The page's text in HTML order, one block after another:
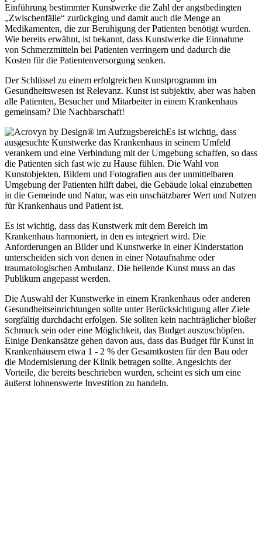
Einführung bestimmter Kunstwerke die Zahl der angstbedingten
„Zwischenfälle“ zurückging und damit auch die Menge an
Medikamenten, die zur Beruhigung der Patienten benötigt wurden.
Wie bereits erwähnt, ist bekannt, dass Kunstwerke die Einnahme
von Schmerzmitteln bei Patienten verringern und dadurch die
Kosten für die Patientenversorgung senken.
Der Schlüssel zu einem erfolgreichen Kunstprogramm im
Gesundheitswesen ist Relevanz. Kunst ist subjektiv, aber was haben
alle Patienten, Besucher und Mitarbeiter in einem Krankenhaus
gemeinsam? Die Nachbarschaft!
Es ist wichtig, dass
ausgesuchte Kunstwerke das Krankenhaus in seinem Umfeld
verankern und eine Verbindung mit der Umgebung schaffen, so dass
die Patienten sich fast wie zu Hause fühlen. Die Wahl von
Kunstobjekten, Bildern und Fotografien aus der unmittelbaren
Umgebung der Patienten hilft dabei, die Gebäude lokal einzubetten
in die Gemeinde und Natur, was ein unschätzbarer Wert und Nutzen
für Krankenhaus und Patient ist.
Es ist wichtig, dass das Kunstwerk mit dem Bereich im
Krankenhaus harmoniert, in den es integriert wird. Die
Anforderungen an Bilder und Kunstwerke in einer Kinderstation
unterscheiden sich von denen in einer Notaufnahme oder
traumatologischen Ambulanz. Die heilende Kunst muss an das
Publikum angepasst werden.
Die Auswahl der Kunstwerke in einem Krankenhaus oder anderen
Gesundheitseinrichtungen sollte unter Berücksichtigung aller Ziele
sorgfältig durchdacht erfolgen. Sie sollten kein nachträglicher bloßer
Schmuck sein oder eine Möglichkeit, das Budget auszuschöpfen.
Einige Denkansätze gehen davon aus, dass das Budget für Kunst in
Krankenhäusern etwa 1 - 2 % der Gesamtkosten für den Bau oder
die Modernisierung der Klinik betragen sollte. Angesichts der
Vorteile, die bereits beschrieben wurden, scheint es sich um eine
äußerst lohnenswerte Investition zu handeln.